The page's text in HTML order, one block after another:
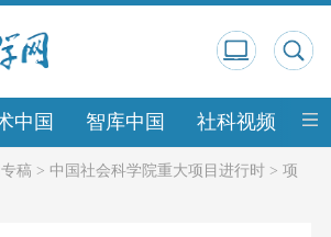
中国 智库中国 社科视频 中
稿> 中国社会科学院重大项目进行时> 项